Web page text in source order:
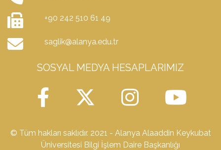
+90 242 510 61 49
saglik@alanya.edu.tr
SOSYAL MEDYA HESAPLARIMIZ
© Tüm hakları saklıdır. 2021 - Alanya Alaaddin Keykubat
Üniversitesi Bilgi İşlem Daire Başkanlığı